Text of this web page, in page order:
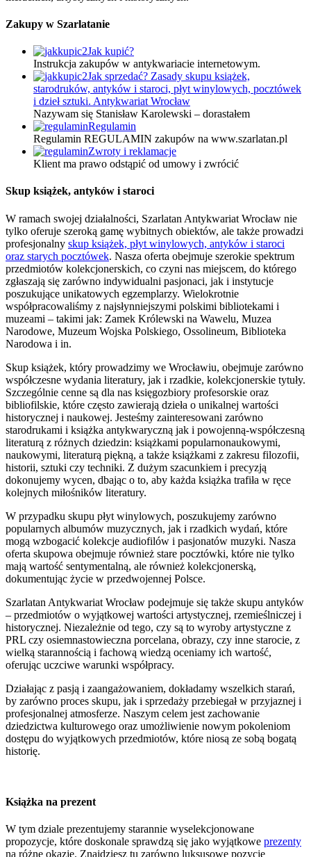
Zakupy w Szarlatanie
Jak kupić?
Instrukcja zakupów w antykwariacie internetowym.
Jak sprzedać? Zasady skupu książek,
starodruków, antyków i staroci, płyt winylowych, pocztówek
i dzieł sztuki. Antykwariat Wrocław
Nazywam się Stanisław Karolewski – dorastałem
Regulamin
Regulamin REGULAMIN zakupów na www.szarlatan.pl
Zwroty i reklamacje
Klient ma prawo odstąpić od umowy i zwrócić
Skup książek, antyków i staroci
W ramach swojej działalności, Szarlatan Antykwariat Wrocław nie
tylko oferuje szeroką gamę wybitnych obiektów, ale także prowadzi
profesjonalny skup książek, płyt winylowych, antyków i staroci
oraz starych pocztówek. Nasza oferta obejmuje szerokie spektrum
przedmiotów kolekcjonerskich, co czyni nas miejscem, do którego
zgłaszają się zarówno indywidualni pasjonaci, jak i instytucje
poszukujące unikatowych egzemplarzy. Wielokrotnie
współpracowaliśmy z najsłynniejszymi polskimi bibliotekami i
muzeami – takimi jak: Zamek Królewski na Wawelu, Muzea
Narodowe, Muzeum Wojska Polskiego, Ossolineum, Biblioteka
Narodowa i in.
Skup książek, który prowadzimy we Wrocławiu, obejmuje zarówno
współczesne wydania literatury, jak i rzadkie, kolekcjonerskie tytuły.
Szczególnie cenne są dla nas księgozbiory profesorskie oraz
bibliofilskie, które często zawierają dzieła o unikalnej wartości
historycznej i naukowej. Jesteśmy zainteresowani zarówno
starodrukami i książka antykwaryczną jak i powojenną-współczesną
literaturą z różnych dziedzin: książkami popularnonaukowymi,
naukowymi, literaturą piękną, a także książkami z zakresu filozofii,
historii, sztuki czy techniki. Z dużym szacunkiem i precyzją
dokonujemy wycen, dbając o to, aby każda książka trafiła w ręce
kolejnych miłośników literatury.
W przypadku skupu płyt winylowych, poszukujemy zarówno
popularnych albumów muzycznych, jak i rzadkich wydań, które
mogą wzbogacić kolekcje audiofilów i pasjonatów muzyki. Nasza
oferta skupowa obejmuje również stare pocztówki, które nie tylko
mają wartość sentymentalną, ale również kolekcjonerską,
dokumentując życie w przedwojennej Polsce.
Szarlatan Antykwariat Wrocław podejmuje się także skupu antyków
– przedmiotów o wyjątkowej wartości artystycznej, rzemieślniczej i
historycznej. Niezależnie od tego, czy są to wyroby artystyczne z
PRL czy osiemnastowieczna porcelana, obrazy, czy inne starocie, z
wielką starannością i fachową wiedzą oceniamy ich wartość,
oferując uczciwe warunki współpracy.
Działając z pasją i zaangażowaniem, dokładamy wszelkich starań,
by zarówno proces skupu, jak i sprzedaży przebiegał w przyjaznej i
profesjonalnej atmosferze. Naszym celem jest zachowanie
dziedzictwa kulturowego oraz umożliwienie nowym pokoleniom
dostępu do wyjątkowych przedmiotów, które niosą ze sobą bogatą
historię.
Książka na prezent
W tym dziale prezentujemy starannie wyselekcjonowane
propozycje, które doskonale sprawdzą się jako wyjątkowe prezenty
na różne okazje. Znajdziesz tu zarówno luksusowe pozycje